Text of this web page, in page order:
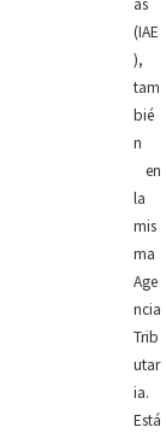
(IAE
),
tam
bié
n
en
la
mis
ma
Age
ncia
Trib
utar
ia.
Está